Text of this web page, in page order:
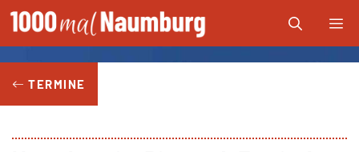
Zum
Inhalt
springen
TERMINE